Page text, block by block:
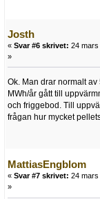
Josth
« Svar #6 skrivet: 24 mars
»
Ok. Man drar normalt
MWh/år gått till
och friggebod. Till
frågan hur mycket
MattiasEngblom
« Svar #7 skrivet: 24 mars
»